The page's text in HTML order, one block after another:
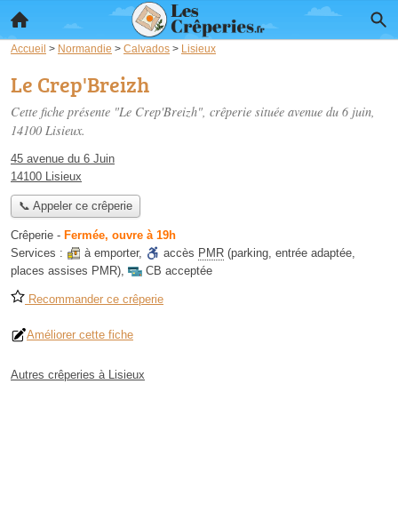
Accueil > Normandie > Calvados > Lisieux
Le Crep'Breizh
Cette fiche présente "Le Crep'Breizh", crêperie située avenue du 6 juin,
14100 Lisieux.
45 avenue du 6 Juin
14100 Lisieux
📞 Appeler ce crêperie
Crêperie - Fermée, ouvre à 19h
Services :
à emporter, accès PMR (parking, entrée adaptée,
places assises PMR), CB acceptée
Recommander ce crêperie
Améliorer cette fiche
Autres crêperies à Lisieux